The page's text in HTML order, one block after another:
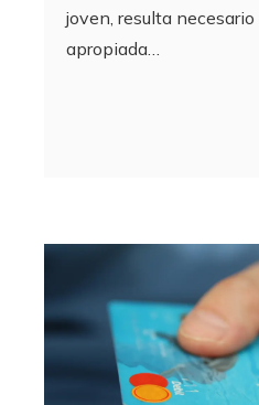
joven, resulta
apropiada…